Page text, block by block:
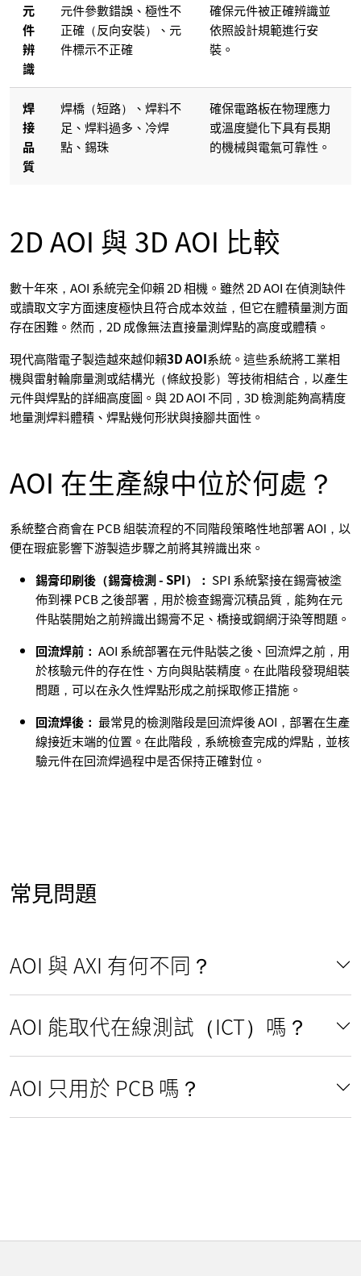
元
件
辨
識
元件參數錯誤、極性不
正確（反向安裝）、元
件標示不正確
確保元件被正確辨識並
依照設計規範進行安
裝。
焊
接
品
質
焊橋（短路）、焊料不
足、焊料過多、冷焊
點、錫珠
確保電路板在物理應力
或溫度變化下具有長期
的機械與電氣可靠性。
2D AOI 與 3D AOI 比較
數十年來，AOI 系統完全仰賴 2D 相機。雖然 2D AOI 在偵測缺件
或讀取文字方面速度極快且符合成本效益，但它在體積量測方面
存在困難。然而，2D 成像無法直接量測焊點的高度或體積。
現代高階電子製造越來越仰賴3D AOI系統。這些系統將工業相
機與雷射輪廓量測或結構光（條紋投影）等技術相結合，以產生
元件與焊點的詳細高度圖。與 2D AOI 不同，3D 檢測能夠高精度
地量測焊料體積、焊點幾何形狀與接腳共面性。
AOI 在生產線中位於何處？
系統整合商會在 PCB 組裝流程的不同階段策略性地部署 AOI，以
便在瑕疵影響下游製造步驟之前將其辨識出來。
錫膏印刷後（錫膏檢測 - SPI）： SPI 系統緊接在錫膏被塗
佈到裸 PCB 之後部署，用於檢查錫膏沉積品質，能夠在元
件貼裝開始之前辨識出錫膏不足、橋接或鋼網汙染等問題。
回流焊前： AOI 系統部署在元件貼裝之後、回流焊之前，用
於核驗元件的存在性、方向與貼裝精度。在此階段發現組裝
問題，可以在永久性焊點形成之前採取修正措施。
回流焊後： 最常見的檢測階段是回流焊後 AOI，部署在生產
線接近末端的位置。在此階段，系統檢查完成的焊點，並核
驗元件在回流焊過程中是否保持正確對位。
常見問題
AOI 與 AXI 有何不同？
AOI 能取代在線測試（ICT）嗎？
AOI 只用於 PCB 嗎？